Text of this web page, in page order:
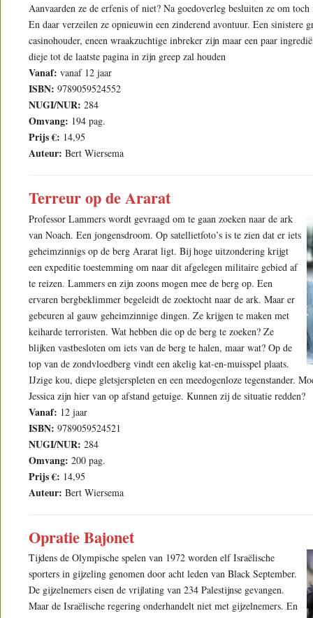
Aanvaarden ze de erfenis of niet? Na goedoverleg besluiten ze om toch
En daar verzeilen ze opnieuwin een zinderend avontuur. Een sinistere
casinohouder, eneen wraakzuchtige inbreker zijn maar een paar
dieje tot de laatste pagina in zijn greep zal houden
Vanaf: vanaf 12 jaar
ISBN: 9789059524552
NUGI/NUR: 284
Omvang: 194 pag.
Prijs €: 14,95
Auteur: Bert Wiersema
Terreur op de Ararat
Professor Lammers wordt gevraagd om te gaan zoeken naar de ark
van Noach. Een jongensdroom. Op satellietfoto’s is te zien dat er iets
geheimzinnigs op de berg Ararat ligt. Bij hoge uitzondering krijgt
een expeditie toestemming om naar dit afgelegen militaire gebied af
te reizen. Lammers en zijn zoons mogen mee de berg op. Een
ervaren bergbeklimmer begeleidt de zoektocht naar de ark. Maar er
gebeuren al gauw geheimzinnige dingen. Ze krijgen te maken met
keiharde terroristen. Wat hebben die op de berg te zoeken? Ze
blijken vastbesloten om iets van de berg te halen, maar wat? Op de
top van de zondvloedberg vindt een akelig kat-en-muisspel plaats.
IJzige kou, diepe gletsjerspleten en een meedogenloze tegenstander.
Jessica zijn hier van op afstand getuige. Kunnen zij de situatie redden?
Vanaf: 12 jaar
ISBN: 9789059524521
NUGI/NUR: 284
Omvang: 200 pag.
Prijs €: 14,95
Auteur: Bert Wiersema
Opratie Bajonet
Tijdens de Olympische spelen van 1972 worden elf Israëlische
sporters in gijzeling genomen door acht leden van Black September.
De gijzelnemers eisen de vrijlating van 234 Palestijnse gevangen.
Maar de Israëlische regering onderhandelt niet met gijzelnemers. En